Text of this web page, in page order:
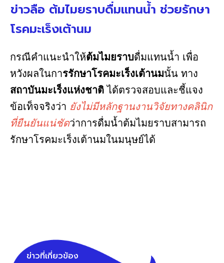
ข่าวลือ ต้มไมยราบดื่มแทนน้ำ ช่วยรักษา
โรคมะเร็งเต้านม
กรณีคำแนะนำให้ต้มไมยราบดื่มแทนน้ำ เพื่อ
หวังผลในการรักษาโรคมะเร็งเต้านมนั้น ทาง
สถาบันมะเร็งแห่งชาติ ได้ตรวจสอบและชี้แจง
ข้อเท็จจริงว่า ยังไม่มีหลักฐานงานวิจัยทางคลินิก
ที่ยืนยันแน่ชัดว่าการดื่มน้ำต้มไมยราบสามารถ
รักษาโรคมะเร็งเต้านมในมนุษย์ได้
ข่าวที่เกี่ยวข้อง